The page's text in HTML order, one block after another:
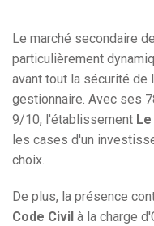
Le marché secondaire
particulièrement
avant tout la sécurité
gestionnaire. Avec ses
9/10, l'établissement
les cases d'un
choix.
De plus, la présence
Code Civil à la charge